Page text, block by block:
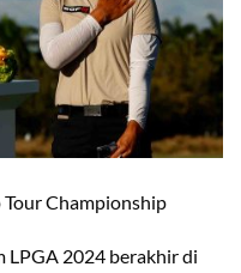
Championship
LPGA 2024 berakhir di